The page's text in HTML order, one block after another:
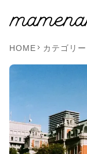
HOME カテゴリー